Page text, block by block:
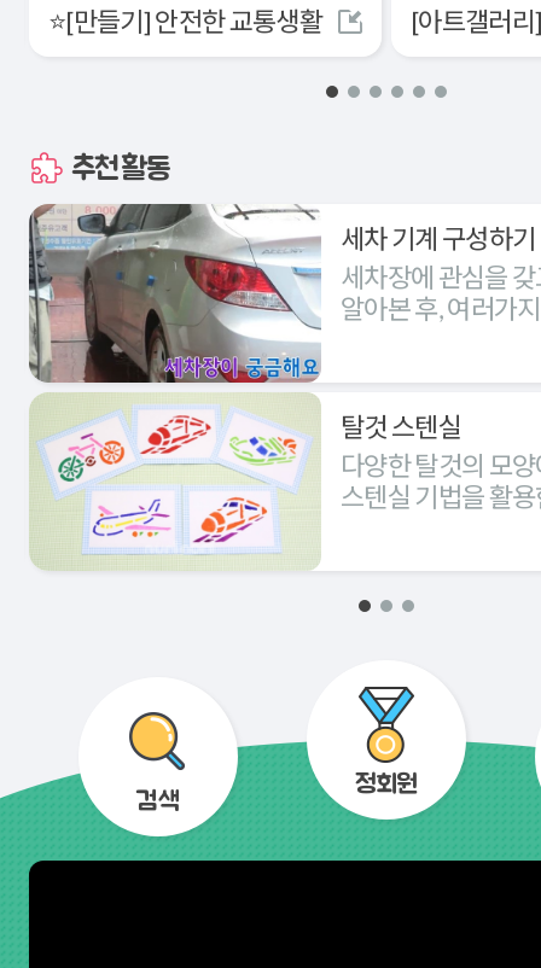
⭐[만들기] 안전한 교통생활
추천활동
세차 기계 구성하기
세차장에 관심을
알아본 후, 여러가
탈것 스텐실
다양한 탈것의 모
스텐실 기법을 활
검색
정회원